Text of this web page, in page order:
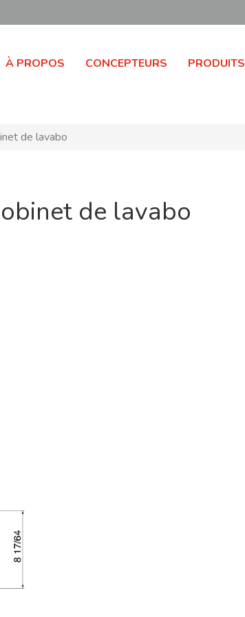
À PROPOS CONCEPTEURS PRODUITS
de lavabo
de lavabo